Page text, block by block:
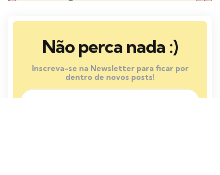
Não perca nada :)
Inscreva-se na Newsletter para ficar por
dentro de novos posts!